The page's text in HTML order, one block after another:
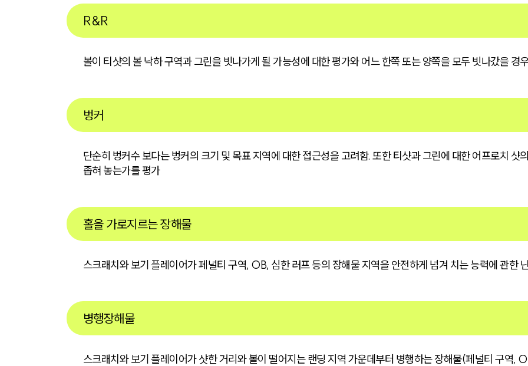
R&R
볼이 티샷의 볼 낙하 구역과 그린을 빗나가게 될 가능성에 대한 평가와 어느 한쪽 또는 양쪽을 모두 빗나갔을 경
벙커
단순히 벙커수 보다는 벙커의 크기 및 목표 지역에 대한 접근성을 고려함. 또한 티샷과 그린에 대한 어프로치 샷
좁혀 놓는가를 평가
홀을 가로지르는 장해물
스크래치와 보기 플레이어가 페널티 구역, OB, 심한 러프 등의 장해물 지역을 안전하게 넘겨 치는 능력에 관한
병행장해물
스크래치와 보기 플레이어가 샷한 거리와 볼이 떨어지는 랜딩 지역 가운데부터 병행하는 장해물(페널티 구역,